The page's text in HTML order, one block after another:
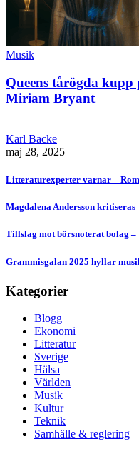
Musik
Queens tårögda
Miriam Bryant
Karl Backe
maj 28, 2025
Litteraturexperter varnar –
Magdalena Andersson
Tillslag mot börsnoterat bolag –
Grammisgalan 2025 hyllar
Kategorier
Blogg
Ekonomi
Litteratur
Sverige
Hälsa
Världen
Musik
Kultur
Teknik
Samhälle & reglering